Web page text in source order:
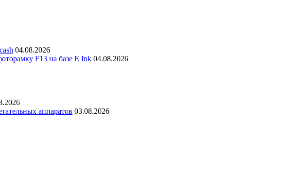
04.08.2026
F13 на базе E Ink 04.08.2026
аппаратов 03.08.2026